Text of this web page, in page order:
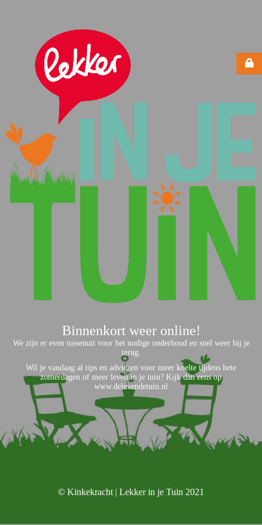
Binnenkort weer online!
We zijn er even tussenuit voor het nodige onderhoud en snel weer bij je
terug.
Wil je vandaag al tips en adviezen voor meer koelte tijdens hete
zomerdagen of meer leven in je tuin? Kijk dan eens op
www.delevendetuin.nl
© Kinkekracht | Lekker in je Tuin 2021